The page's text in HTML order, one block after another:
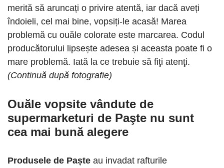
merită să aruncați o privire atentă, iar dacă aveți
îndoieli, cel mai bine, vopsiți-le acasă! Marea
problemă cu ouăle colorate este marcarea. Codul
producătorului lipsește adesea și aceasta poate fi o
mare problemă. Iată la ce trebuie să fiţi atenţi.
(Continuă după fotografie)
Ouăle vopsite vândute de
supermarketuri de Paşte nu sunt
cea mai bună alegere
Produsele de Paște au invadat rafturile